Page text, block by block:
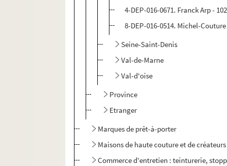
4-DEP-016-0671. Franck Arp -
8-DEP-016-0514. Michel-
Seine-Saint-Denis
Val-de-Marne
Val-d'oise
Province
Etranger
Marques de prêt-à-porter
Maisons de haute couture et de créateurs
Commerce d'entretien : teinturerie,